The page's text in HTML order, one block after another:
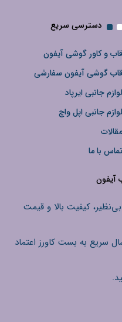
دسترسی سریع
قاب و کاور گوشی آیفون
قاب گوشی آیفون سفارشی
لوازم جانبی ایرپاد
لوازم جانبی اپل واچ
مقالات
تماس با ما
آیفون
کیفیت بالا و قیمت
سریع به بست کاورز اعتماد